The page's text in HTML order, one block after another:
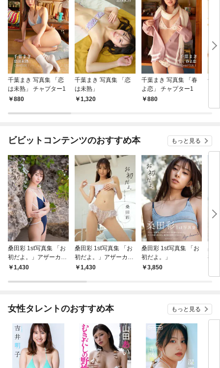
千葉まき 写真集 「恋
は未熟」 チャプター1
880
千葉まき 写真集 「恋
は未熟」
1,320
千葉まき 写真集 「春
よ恋」 チャプター1
880
千
ビビットコンテンツのおすすめ本 もっと見る
桑田彩 1st写真集 「お
初だよ。」アザーカッ
ト11,430
桑田彩 1st写真集 「お
初だよ。」アザーカッ
ト31,430
桑田彩 1st写真集 「お
初だよ。」
3,850
桑
初
女性タレントのおすすめ本 もっと見る